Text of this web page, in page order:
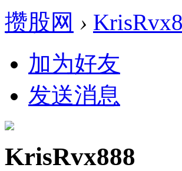
攒股网 ›
加为好友
发送消息
KrisRvx888